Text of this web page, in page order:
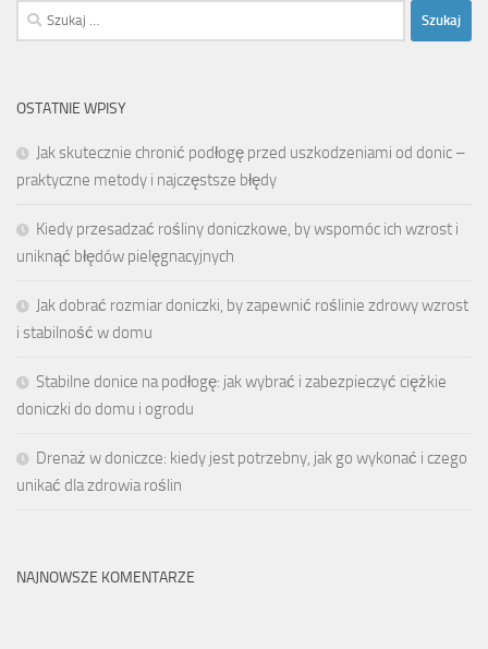
Szukaj:
OSTATNIE WPISY
Jak skutecznie chronić podłogę przed uszkodzeniami od donic –
praktyczne metody i najczęstsze błędy
Kiedy przesadzać rośliny doniczkowe, by wspomóc ich wzrost i
uniknąć błędów pielęgnacyjnych
Jak dobrać rozmiar doniczki, by zapewnić roślinie zdrowy wzrost
i stabilność w domu
Stabilne donice na podłogę: jak wybrać i zabezpieczyć ciężkie
doniczki do domu i ogrodu
Drenaż w doniczce: kiedy jest potrzebny, jak go wykonać i czego
unikać dla zdrowia roślin
NAJNOWSZE KOMENTARZE